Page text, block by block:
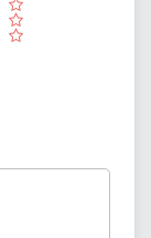
( )
( )
( )